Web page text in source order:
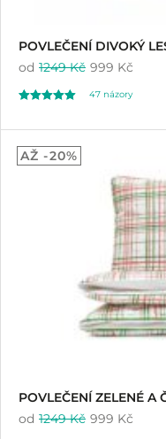
POVLEČENÍ DIVOKÝ
od
999 Kč
1249 Kč
z 5 na základě
47 názory
AŽ -20%
POVLEČENÍ ZELENÉ A
od
999 Kč
1249 Kč